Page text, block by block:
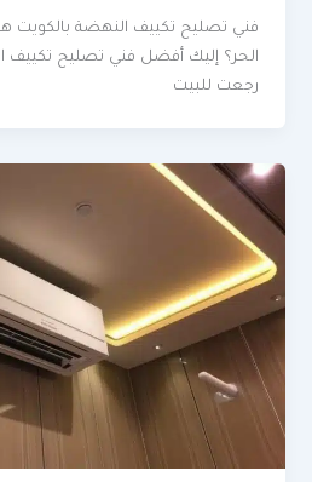
فني تصليح تكييف النهضة بالكويت
الحر؟ إليك أفضل فني تصليح تكييف
رجعت للبيت